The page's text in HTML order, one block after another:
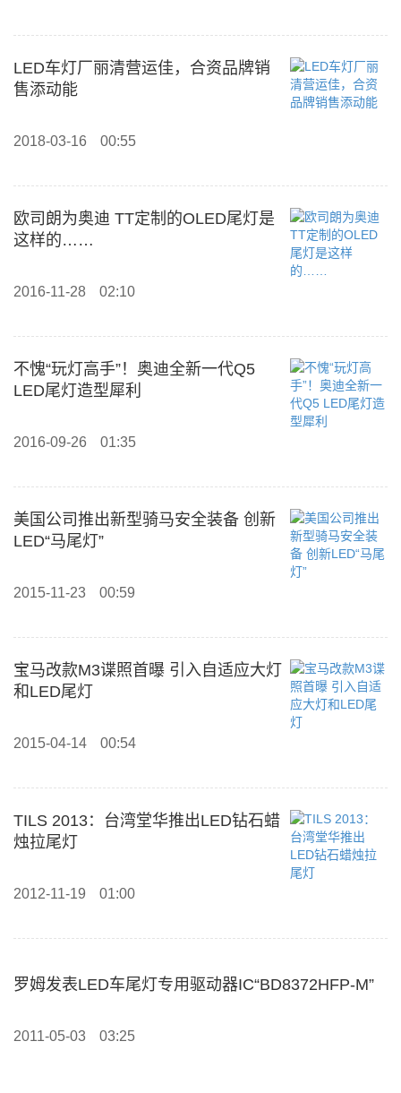
LED车灯厂丽清营运佳，合资品牌销
售添动能
2018-03-16 00:55
欧司朗为奥迪 TT定制的OLED尾灯是
这样的……
2016-11-28 02:10
不愧“玩灯高手”！奥迪全新一代Q5
LED尾灯造型犀利
2016-09-26 01:35
美国公司推出新型骑马安全装备 创新
LED“马尾灯”
2015-11-23 00:59
宝马改款M3谍照首曝 引入自适应大灯
和LED尾灯
2015-04-14 00:54
TILS 2013：台湾堂华推出LED钻石蜡
烛拉尾灯
2012-11-19 01:00
罗姆发表LED车尾灯专用驱动器IC“BD8372HFP-M”
2011-05-03 03:25